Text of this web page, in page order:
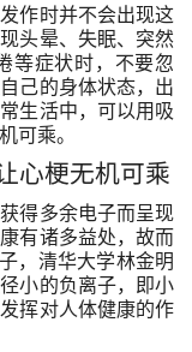
作时并不会出现这
头晕、失眠、突然
等症状时，不要忽
己的身体状态，出
生活中，可以用吸
可乘。
心梗无机可乘
得多余电子而呈现
有诸多益处，故而
，清华大学林金明
小的负离子，即小
挥对人体健康的作